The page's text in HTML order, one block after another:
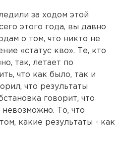
за ходом этой
этого года, вы давно
о том, что никто не
«статус кво». Те, кто
так, летает по
что как было, так и
что результаты
говорит, что
невозможно. То, что
какие результаты - как